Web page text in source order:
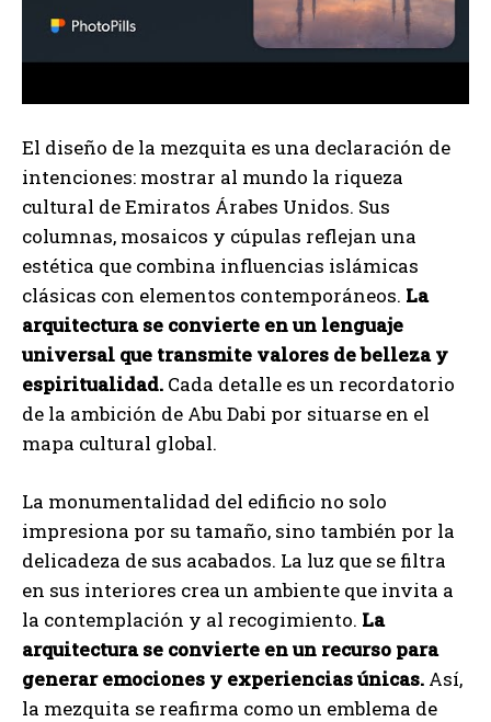
El diseño de la mezquita es una declaración de
intenciones: mostrar al mundo la riqueza
cultural de Emiratos Árabes Unidos. Sus
columnas, mosaicos y cúpulas reflejan una
estética que combina influencias islámicas
clásicas con elementos contemporáneos. La
arquitectura se convierte en un lenguaje
universal que transmite valores de belleza y
espiritualidad. Cada detalle es un recordatorio
de la ambición de Abu Dabi por situarse en el
mapa cultural global.
La monumentalidad del edificio no solo
impresiona por su tamaño, sino también por la
delicadeza de sus acabados. La luz que se filtra
en sus interiores crea un ambiente que invita a
la contemplación y al recogimiento. La
arquitectura se convierte en un recurso para
generar emociones y experiencias únicas. Así,
la mezquita se reafirma como un emblema de